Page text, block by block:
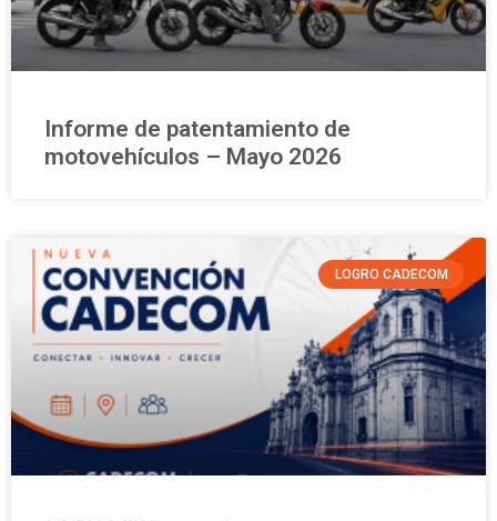
Informe de patentamiento de
motovehículos – Mayo 2026
LOGRO CADECOM